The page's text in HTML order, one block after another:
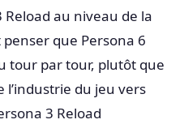
au niveau de la
que Persona 6
tour par tour, plutôt que
l’industrie du jeu vers
3 Reload